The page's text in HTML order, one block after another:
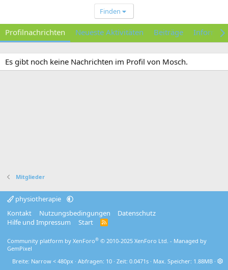
Finden
Profilnachrichten Neueste Aktivitäten Beiträge
Es gibt noch keine Nachrichten im Profil von Mosch.
Mitglieder
physiotherapie
Kontakt
Nutzungsbedingungen
Datenschutz
Hilfe und Impressum
Start
R
Community platform by XenForo® © 2010-2025 XenForo Ltd. - Managed by
GemPixel
Breite
Abfragen 10 Zeit 0.0471s Max. Speicher 1.88MB